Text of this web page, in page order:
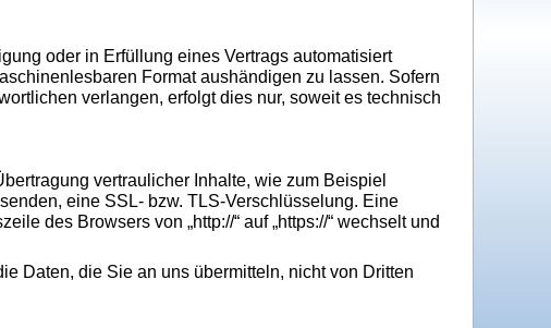
oder in Erfüllung eines Vertrags automatisiert
Format aushändigen zu lassen. Sofern
verlangen, erfolgt dies nur, soweit es technisch
vertraulicher Inhalte, wie zum Beispiel
eine SSL- bzw. TLS-Verschlüsselung. Eine
des Browsers von „http://“ auf „https://“ wechselt und
Daten, die Sie an uns übermitteln, nicht von Dritten